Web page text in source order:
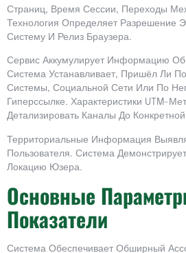
Страниц, Время Сессии, Переходы
Технология Определяет Разрешение
Систему И Релиз Браузера.
Сервис Аккумулирует Информацию
Система Устанавливает, Пришёл Ли
Системы, Социальной Сети Или По
Гиперссылке. Характеристики UTM-
Детализировать Каналы До
Территориальные Информация
Пользователя. Система
Локацию Юзера.
Основные
Показатели
Система Обеспечивает Обширный